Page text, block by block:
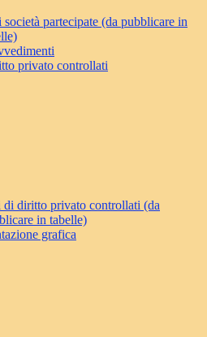
società partecipate (da pubblicare in
privato controllati
di diritto privato controllati (da
in tabelle)
grafica